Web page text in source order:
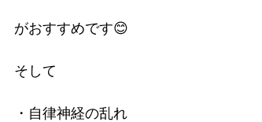
がおすすめです😊
そして
・自律神経の乱れ